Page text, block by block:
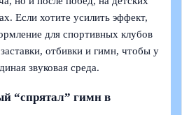
Если хотите усилить эффект,
для спортивных клубов
отбивки и гимн, чтобы у
звуковая среда.
“спрятал” гимн в